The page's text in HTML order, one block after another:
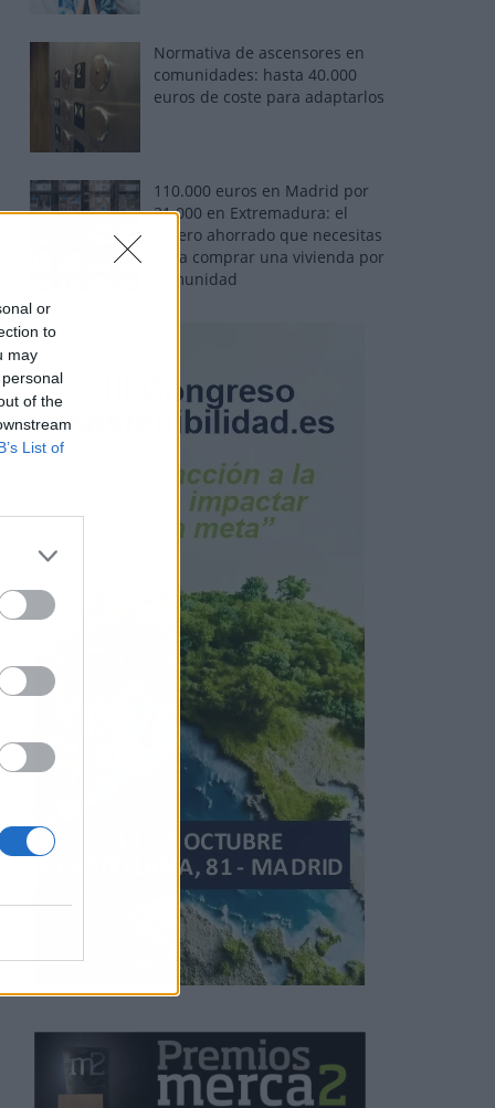
or
to
may
of the
List of
Normativa de ascensores en
comunidades: hasta 40.000
euros de coste para adaptarlos
110.000 euros en Madrid por
31.000 en Extremadura: el
dinero ahorrado que necesitas
para comprar una vivienda por
comunidad